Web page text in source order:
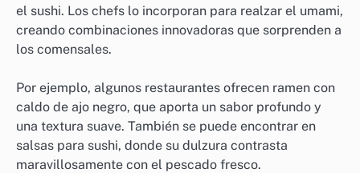
el sushi. Los chefs lo incorporan para realzar el umami,
creando combinaciones innovadoras que sorprenden a
los comensales.
Por ejemplo, algunos restaurantes ofrecen ramen con
caldo de ajo negro, que aporta un sabor profundo y
una textura suave. También se puede encontrar en
salsas para sushi, donde su dulzura contrasta
maravillosamente con el pescado fresco.